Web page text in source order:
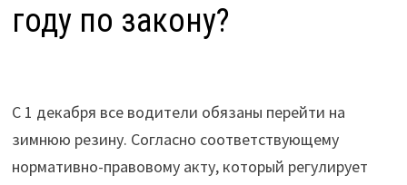
году по закону?
С 1 декабря все водители обязаны перейти на
зимнюю резину. Согласно соответствующему
нормативно-правовому акту, который регулирует